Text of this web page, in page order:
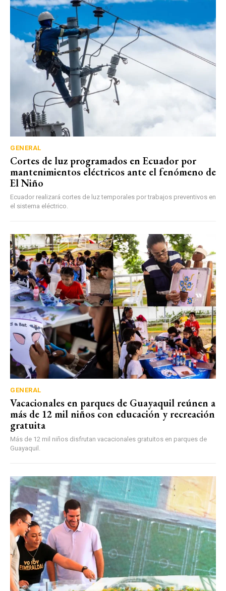
GENERAL
Cortes de luz programados en Ecuador por
mantenimientos eléctricos ante el fenómeno de
El Niño
Ecuador realizará cortes de luz temporales por trabajos preventivos en
el sistema eléctrico.
GENERAL
Vacacionales en parques de Guayaquil reúnen a
más de 12 mil niños con educación y recreación
gratuita
Más de 12 mil niños disfrutan vacacionales gratuitos en parques de
Guayaquil.